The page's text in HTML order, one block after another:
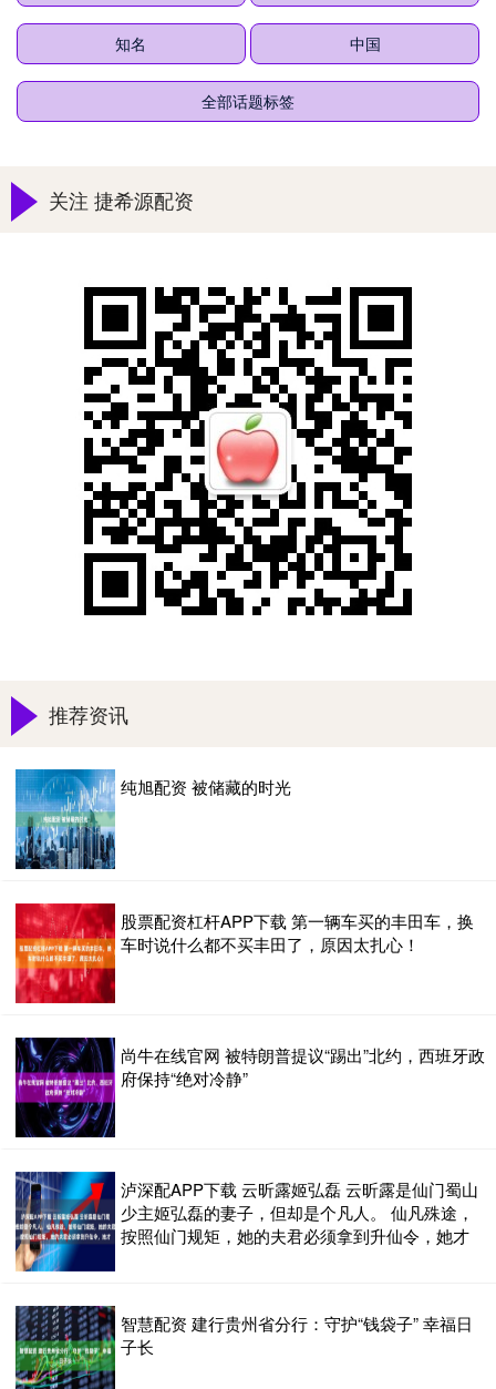
知名 中国
全部话题标签
关注 捷希源配资
推荐资讯
纯旭配资 被储藏的时光
股票配资杠杆APP下载 第一辆车买的丰田车，换
车时说什么都不买丰田了，原因太扎心！
尚牛在线官网 被特朗普提议“踢出”北约，西班牙政
府保持“绝对冷静”
泸深配APP下载 云昕露姬弘磊 云昕露是仙门蜀山
少主姬弘磊的妻子，但却是个凡人。 仙凡殊途，
按照仙门规矩，她的夫君必须拿到升仙令，她才
智慧配资 建行贵州省分行：守护“钱袋子” 幸福日
子长